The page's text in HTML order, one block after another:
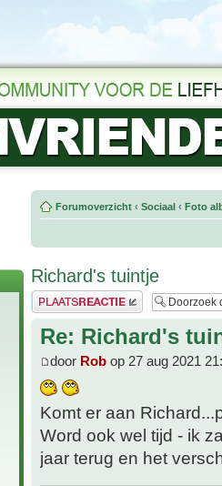
Forumoverzicht ‹ Sociaal ‹ Foto
Richard's tuintje
Plaats een reactie
Re: Richard's
door Rob op 27 aug 2021
Komt er aan
Word ook wel tijd - ik
jaar terug en het